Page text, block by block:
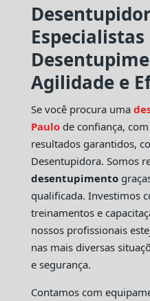
Especialistas
Agilidade e
Se você procura uma
Paulo de confiança,
resultados garantidos,
Desentupidora. Somos
desentupimento
qualificada. Investimos
treinamentos e
nossos profissionais
nas mais diversas
e segurança.
Contamos com